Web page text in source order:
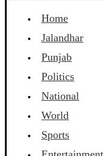
Home
Jalandhar
Punjab
Politics
National
World
Sports